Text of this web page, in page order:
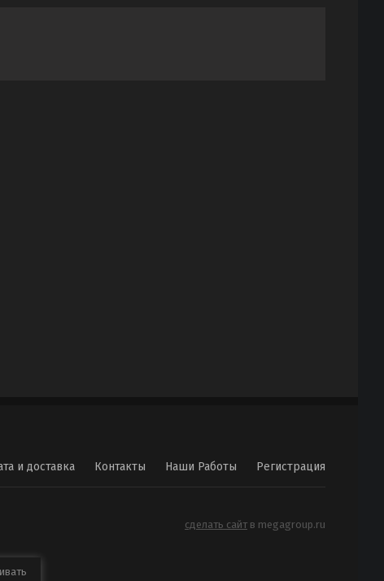
и доставка Контакты Наши Работы Регистрация
сделать сайт в megagroup.ru